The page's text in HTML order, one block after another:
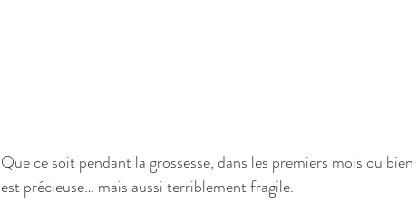
Que ce soit pendant la grossesse, dans les premiers mois ou
est précieuse… mais aussi terriblement fragile.